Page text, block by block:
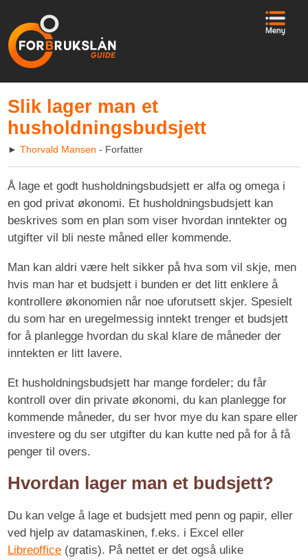
Slik lager man et
husholdningsbudsjett
►Thorvald Mansen - Forfatter
Å lage et godt husholdningsbudsjett er alfa og omega i
en god privat økonomi. Et husholdningsbudsjett kan
beskrives som en plan som viser hvordan inntekter og
utgifter vil bli neste måned eller kommende.
Man kan aldri være helt sikker på hva som vil skje, men
hvis man har et budsjett i bunden er det litt enklere å
kontrollere økonomien når noe uforutsett skjer. Spesielt
du som har en uregelmessig inntekt trenger et budsjett
for å planlegge hvordan du skal klare de måneder der
inntekten er litt lavere.
Et husholdningsbudsjett har mange fordeler; du får
kontroll over din private økonomi, du kan planlegge for
kommende måneder, du ser hvor mye du kan spare eller
investere og du ser utgifter du kan kutte ned på for å få
penger til overs.
Hvordan lager man et budsjett?
Du kan velge å lage et budsjett med penn og papir, eller
ved hjelp av datamaskinen, f.eks. i Excel eller
Libreoffice (gratis). På nettet er det også ulike